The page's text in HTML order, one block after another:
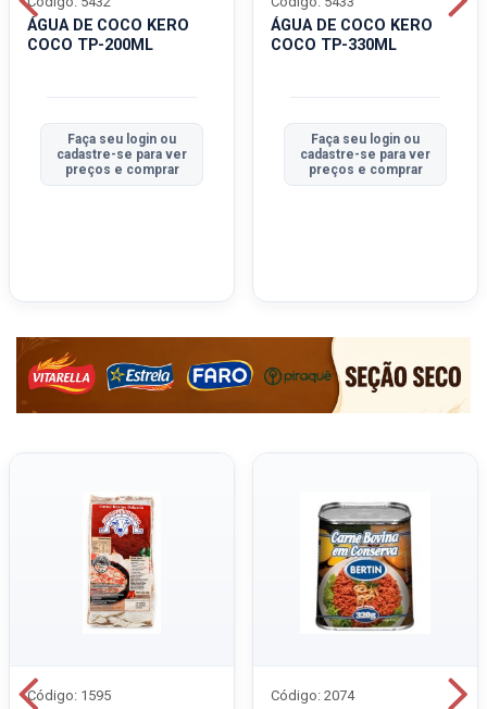
ÁGUA DE COCO KERO
COCO TP-200ML
Faça seu login ou
cadastre-se para ver
preços e comprar
ÁGUA DE COCO KERO
COCO TP-330ML
Faça seu login ou
cadastre-se para ver
preços e comprar
Código: 1595 Código: 2074